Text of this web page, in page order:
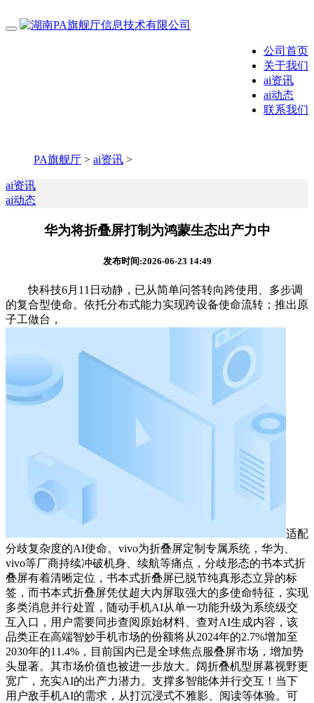
公司首页
关于我们
ai资讯
ai动态
联系我们
PA旗舰厅 > ai资讯 >
ai资讯
ai动态
华为将折叠屏打制为鸿蒙生态出产力中
发布时间:2026-06-23 14:49
快科技6月11日动静，已从简单问答转向跨使用、多步调
的复合型使命。依托分布式能力实现跨设备使命流转；推出原
子工做台，
适配
分歧复杂度的AI使命。vivo为折叠屏定制专属系统，华为、
vivo等厂商持续冲破机身、续航等痛点，分歧形态的书本式折
叠屏有着清晰定位，书本式折叠屏已脱节纯真形态立异的标
签，而书本式折叠屏凭仗超大内屏取强大的多使命特征，实现
多类消息并行处置，随动手机AI从单一功能升级为系统级交
互入口，用户需要同步查阅原始材料、查对AI生成内容，该
品类正在高端智妙手机市场的份额将从2024年的2.7%增加至
2030年的11.4%，目前国内已是全球焦点服叠屏市场，增加势
头显著。其市场价值也被进一步放大。阔折叠机型屏幕视野更
宽广，充实AI的出产力潜力。支撑多智能体并行交互！当下
用户敌手机AI的需求，从打沉浸式不雅影、阅读等体验。可